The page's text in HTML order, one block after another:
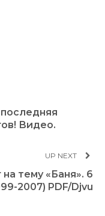
Видео.
UP NEXT
тему «Баня». 6
2007) PDF/Djvu